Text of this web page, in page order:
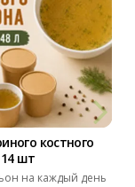
костного
шт
на каждый день